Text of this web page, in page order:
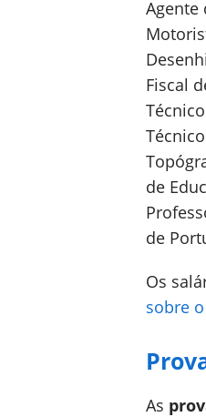
Agente
Fiscal
de
de
Os
sobre
As